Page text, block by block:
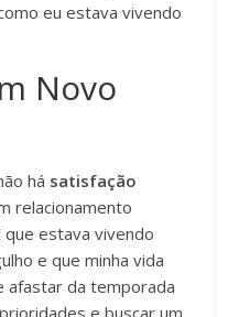
eu estava vivendo
Novo
há satisfação
relacionamento
estava vivendo
e que minha vida
afastar da temporada